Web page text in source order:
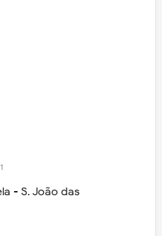
- S. João das